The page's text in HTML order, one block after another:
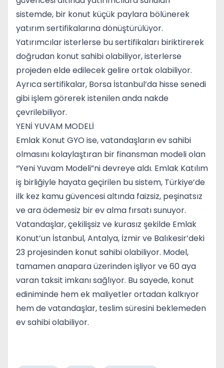
sistemde, bir konut küçük paylara bölünerek
yatırım sertifikalarına dönüştürülüyor.
Yatırımcılar isterlerse bu sertifikaları biriktirerek
doğrudan konut sahibi olabiliyor, isterlerse
projeden elde edilecek gelire ortak olabiliyor.
Ayrıca sertifikalar, Borsa İstanbul’da hisse senedi
gibi işlem görerek istenilen anda nakde
çevrilebiliyor.
YENİ YUVAM MODELİ
Emlak Konut GYO ise, vatandaşların ev sahibi
olmasını kolaylaştıran bir finansman modeli olan
“Yeni Yuvam Modeli”ni devreye aldı. Emlak Katılım
iş birliğiyle hayata geçirilen bu sistem, Türkiye’de
ilk kez kamu güvencesi altında faizsiz, peşinatsız
ve ara ödemesiz bir ev alma fırsatı sunuyor.
Vatandaşlar, çekilişsiz ve kurasız şekilde Emlak
Konut’un İstanbul, Antalya, İzmir ve Balıkesir’deki
23 projesinden konut sahibi olabiliyor. Model,
tamamen anapara üzerinden işliyor ve 60 aya
varan taksit imkanı sağlıyor. Bu sayede, konut
ediniminde hem ek maliyetler ortadan kalkıyor
hem de vatandaşlar, teslim süresini beklemeden
ev sahibi olabiliyor.